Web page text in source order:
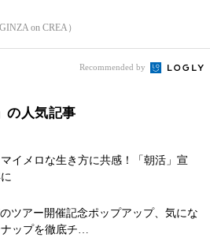
on CREA）
Recommended by
の人気記事
イメロな生き方に共感！「朝活」宣
ツアー開催記念ポップアップ、気にな
ップを徹底チ…